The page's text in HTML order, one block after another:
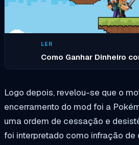
LER
Como Ganhar Dinheiro
Logo depois, revelou-se que o
encerramento do mod foi a
uma ordem de cessação e
foi interpretado como infração de